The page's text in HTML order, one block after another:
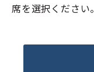
席を選択ください。